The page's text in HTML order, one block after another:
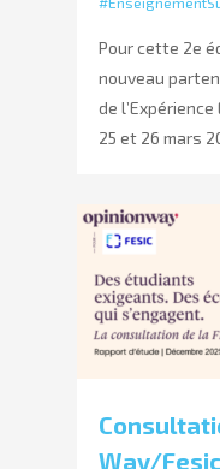
Pour cette 2e
nouveau
de
25 et 26 mars
Way/